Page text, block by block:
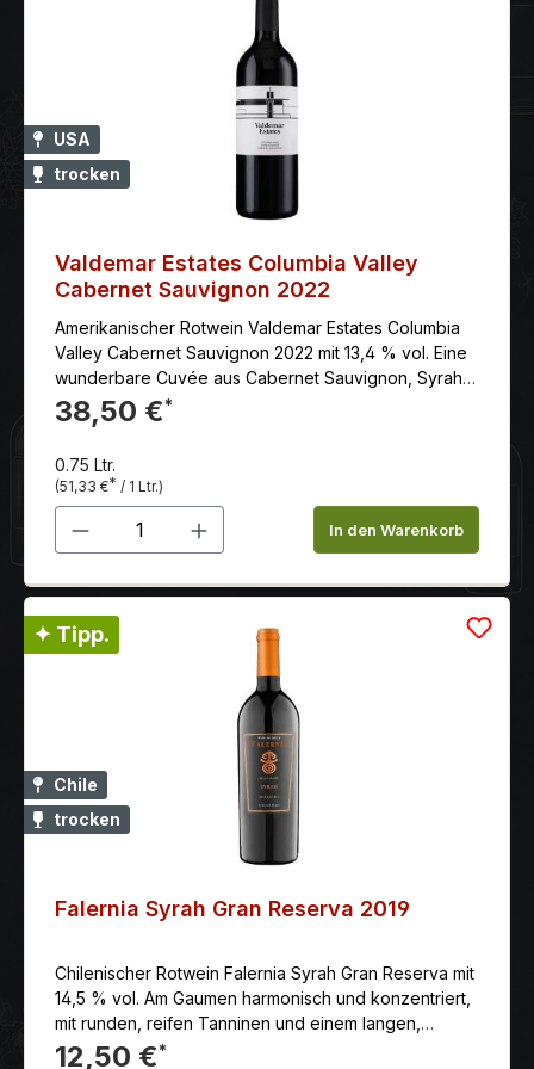
USA
trocken
Valdemar Estates Columbia Valley
Cabernet Sauvignon 2022
Amerikanischer Rotwein Valdemar Estates Columbia
Valley Cabernet Sauvignon 2022 mit 13,4 % vol. Eine
wunderbare Cuvée aus Cabernet Sauvignon, Syrah
und Petit Verdot. Genießen Sie einen anhaltenden
Wein mit langem Abgang. Ein Wein, der Sie
38,50 €*
0.75 Ltr.
(51,33 €* / 1 Ltr.)
Produkt Anzahl: Gib denIn den Warenkorb
✦ Tipp.
Chile
trocken
Falernia Syrah Gran Reserva 2019
Chilenischer Rotwein Falernia Syrah Gran Reserva mit
14,5 % vol. Am Gaumen harmonisch und konzentriert,
mit runden, reifen Tanninen und einem langen,
angenehmen Abgang. Die gesunden und vollreifen
12,50 €*